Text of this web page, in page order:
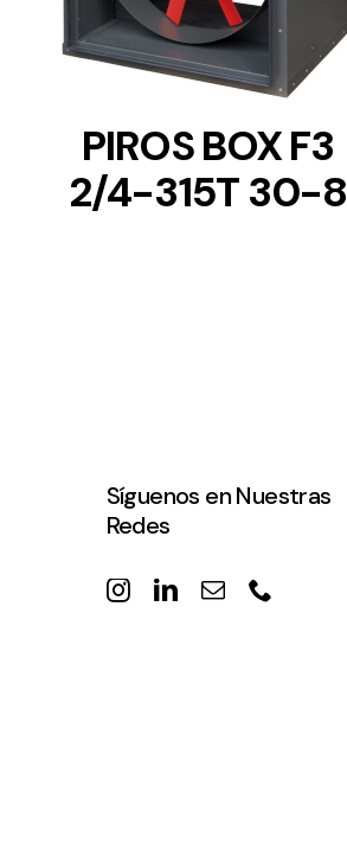
PIROS BOX F3
2/4-315T 30-8
Síguenos en Nuestras
Redes